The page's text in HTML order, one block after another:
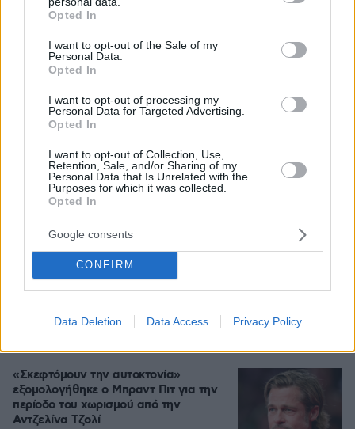
grant or deny consent to Google and its third-party tags to
use your data for below specified purposes in below Google
consent section.
Opted In
I want to opt-out of the Sale of my
Personal Data.
Opted In
I want to opt-out of processing my
Personal Data for Targeted Advertising.
Opted In
I want to opt-out of Collection, Use,
Retention, Sale, and/or Sharing of my
Personal Data that Is Unrelated with the
Purposes for which it was collected.
Opted In
Google consents
CONFIRM
Data Deletion Data Access Privacy Policy
μήνες η «Ελπίδα» της προέδρου Μαρίας
10.08.2026, 14:19
Η σκοτεινή ιστορία πίσω από τη δόξα:
Όταν ο Κρίστοφερ Νόλαν
εκλιπαρούσε να μην καταδικαστεί ο
αδελφός του για υπόθεση δολοφονίας
στην Κόστα Ρίκα
10.08.2026, 20:48 1
Ιταλίδα τουρίστρια τραυματίστηκε
σοβαρά από το ρεύμα αεροπλάνου
στο αεροδρόμιο Σκιάθου
10.08.2026, 20:42 24
«Σκεφτόμουν την αυτοκτονία»
εξομολογήθηκε ο Μπραντ Πιτ για την
περίοδο του χωρισμού από την
Αντζελίνα Τζολί